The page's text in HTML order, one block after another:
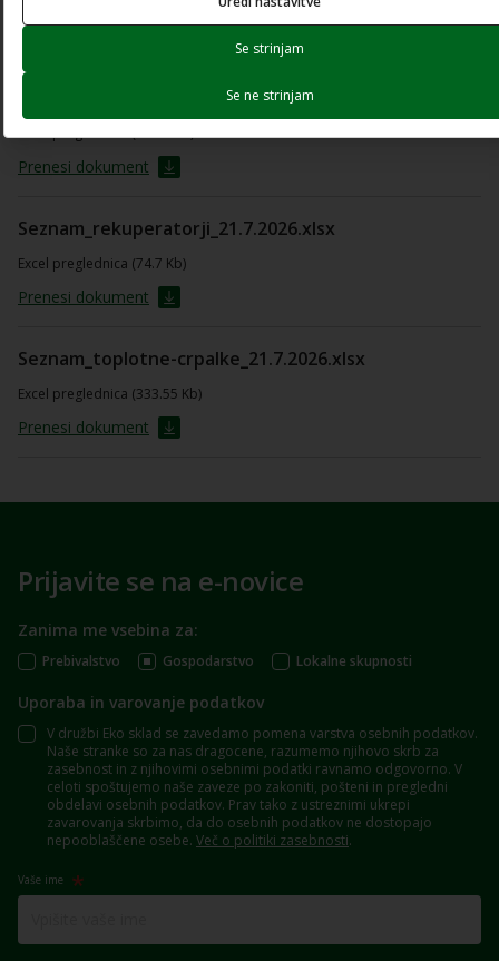
Prenesi dokument
Seznam_kurilne-naprave_22.6.2026.xlsx
Excel preglednica (66.84 Kb)
Prenesi dokument
Seznam_rekuperatorji_21.7.2026.xlsx
Excel preglednica (74.7 Kb)
Prenesi dokument
Seznam_toplotne-crpalke_21.7.2026.xlsx
Excel preglednica (333.55 Kb)
Prenesi dokument
Prijavite se na e-novice
Zanima me vsebina za:
Prebivalstvo Gospodarstvo Lokalne skupnosti
Uporaba in varovanje podatkov
V družbi Eko sklad se zavedamo pomena varstva osebnih podatkov.
Naše stranke so za nas dragocene, razumemo njihovo skrb za
zasebnost in z njihovimi osebnimi podatki ravnamo odgovorno. V
celoti spoštujemo naše zaveze po zakoniti, pošteni in pregledni
obdelavi osebnih podatkov. Prav tako z ustreznimi ukrepi
zavarovanja skrbimo, da do osebnih podatkov ne dostopajo
nepooblaščene osebe. Več o politiki zasebnosti.
Vaše ime
Se strinjam
Se ne strinjam